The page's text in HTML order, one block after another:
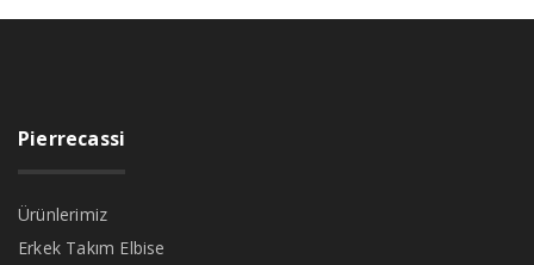
Pierrecassi
Ürünlerimiz
Erkek Takım Elbise